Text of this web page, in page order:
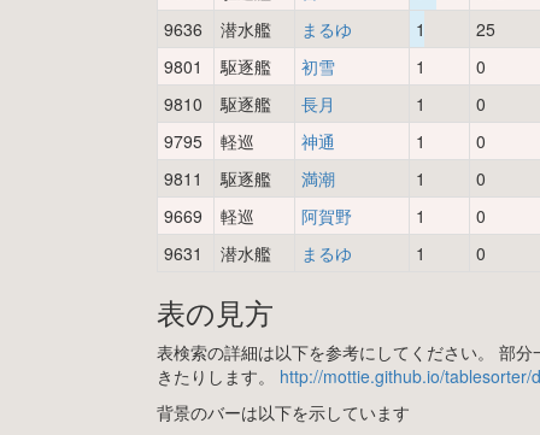
9636
潜水艦 まるゆ 1
25
9801
駆逐艦 初雪 1
0
9810
駆逐艦 長月 1
0
9795
軽巡 神通 1
0
9811
駆逐艦 満潮 1
0
9669
軽巡 阿賀野 1
0
9631
潜水艦 まるゆ 1 0
表の見方
表検索の詳細は以下を参考にしてください。 部
きたりします。 http://mottie.github.io/
背景のバーは以下を示しています